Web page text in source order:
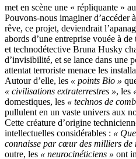
met en scène une « répliquante »
Pouvons-nous imaginer d’accéder
rêve, ce projet, deviendrait
abords d’une entreprise vouée à
et technodétective Bruna Husky
d’invisibilité, et se lance dans une
attentat terroriste menace les
Autour d’elle, les « points Bio »
« civilisations extraterrestres », les
domestiques, les « technos de
pullulent en un vaste univers aux
Cette créature d’origine
intellectuelles considérables : «
connaisse par cœur des milliers de
outre, les « neurocinéticiens » ont